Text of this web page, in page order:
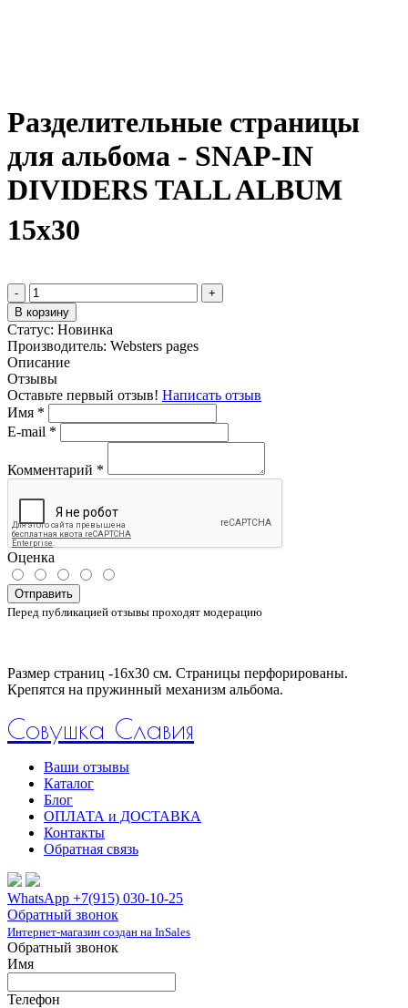
Разделительные страницы
для альбома - SNAP-IN
DIVIDERS TALL ALBUM
15х30
-
+
В корзину
Статус: Новинка
Производитель: Websters pages
Описание
Отзывы
Оставьте первый отзыв! Написать отзыв
Имя *
E-mail *
Комментарий *
Оценка
Отправить
Перед публикацией отзывы проходят модерацию
Размер страниц -16х30 см. Страницы перфорированы.
Крепятся на пружинный механизм альбома.
Совушка Славия
Ваши отзывы
Каталог
Блог
ОПЛАТА и ДОСТАВКА
Контакты
Обратная связь
WhatsApp +7(915) 030-10-25
Обратный звонок
Интернет-магазин создан на InSales
Обратный звонок
Имя
Телефон